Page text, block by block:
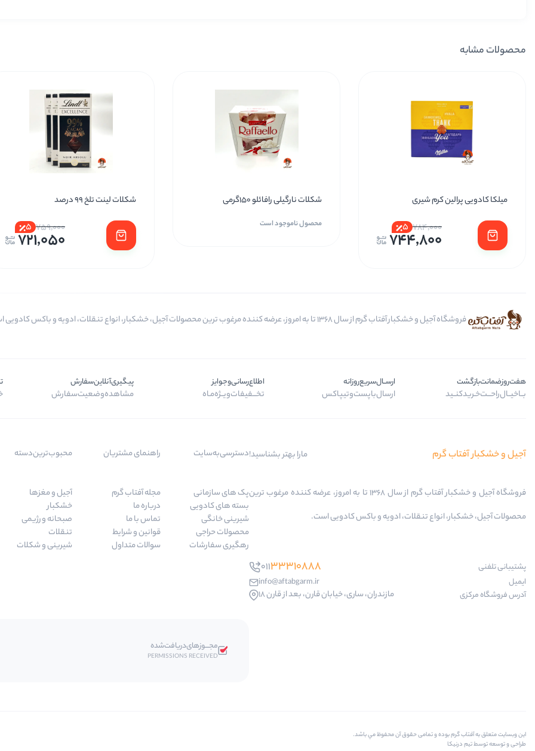
محصولات مشابه
میلکا کادویی پرالین کرم شیری
5 784,000
744,800
شکلات نارگیلی رافائلو 150گرمی
محصول ناموجود است
شکلات لینت تلخ 99 درصد
5 759,000
721,050
فروشگاه آجیل و خشکبار آفتاب گرم از سال 1368 تا به امروز، عرضه کننده مرغوب ترین محصولات آجیل، خشکبار، انواع تنقلات، ادویه و باکس کادویی است.
هفت‌روز‌ضمانت‌بازگشت
بــا‌خیــال‌راحـــت‌خـرید‌کنــید
ارســال‌سریع‌روزانه
ارسال‌با‌پست‌و‌تیپاکس
اطلاع‌رسانی‌و‌جوایز
تخـــفیفات‌ویــژه‌مـاه
پیگیری‌آنلاین‌سفارش
مشاهده‌وضعیت‌سفارش
آجیل و خشکبار آفتاب گرم مارا بهتر بشناسید!
فروشگاه آجیل و خشکبار آفتاب گرم از سال 1368 تا به امروز، عرضه کننده مرغوب ترین
محصولات آجیل، خشکبار، انواع تنقلات، ادویه و باکس کادویی است.
پشتیبانی تلفنی 01133310888
ایمیل
info@aftabgarm.ir
آدرس‌ فروشگاه مرکزی
مازندران، ساری، خیابان قارن، بعد از قارن 18
دسترسی‌به‌سایت
پک های سازمانی
بسته های کادویی
شیرینی خانگی
محصولات حراجی
رهگیری سفارشات
راهنمای مشتریان
مجله آفتاب گرم
درباره ما
تماس با ما
قوانین و شرایط
سوالات متداول
محبوب‌ترین‌دسته‌
آجیل و مغزها
خشکبار
صبحانه و رژیمی
تنقلات
شیرینی و شکلات
مجـــوز‌های‌دریافت‌شده
PERMISSIONS RECEIVED
اين وبسايت متعلق به آفتاب گرم بوده و تمامی حقوق آن محفوظ مي باشد.
طراحی و توسعه توسط تیم درنیکا